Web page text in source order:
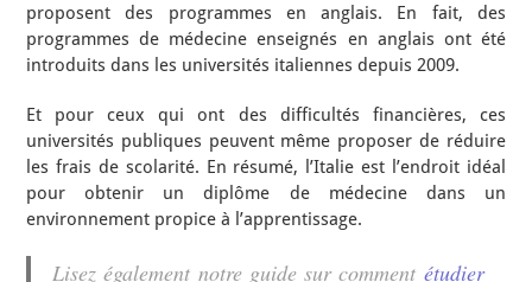
proposent des programmes en anglais. En fait, des
programmes de médecine enseignés en anglais ont été
introduits dans les universités italiennes depuis 2009.
Et pour ceux qui ont des difficultés financières, ces
universités publiques peuvent même proposer de réduire
les frais de scolarité. En résumé, l’Italie est l’endroit idéal
pour obtenir un diplôme de médecine dans un
environnement propice à l’apprentissage.
Lisez également notre guide sur comment étudier